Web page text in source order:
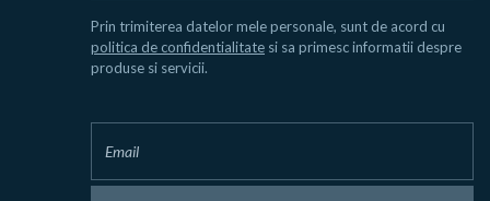
Prin trimiterea datelor mele personale, sunt de acord cu
politica de confidentialitate si sa primesc informatii despre
produse si servicii.